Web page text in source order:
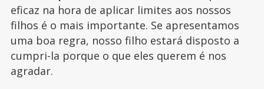
eficaz na hora de aplicar limites aos nossos
filhos é o mais importante. Se apresentamos
uma boa regra, nosso filho estará disposto a
cumpri-la porque o que eles querem é nos
agradar.